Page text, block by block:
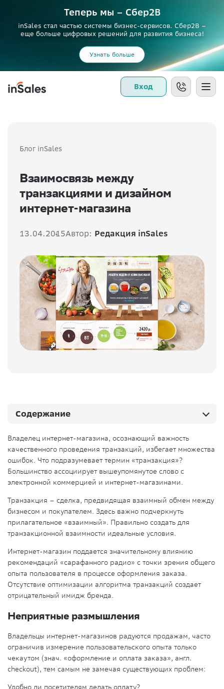
Теперь мы – Сбер2B
inSales стал частью системы бизнес-сервисов. Сбер2В –
еще больше цифровых решений для развития бизнеса!
Узнать больше
Вход
Блог inSales
Взаимосвязь между
транзакциями и дизайном
интернет-магазина
13.04.2015Автор: Редакция inSales
Владелец интернет-магазина, осознающий важность
качественного проведения транзакций, избегает множества
ошибок. Что подразумевает термин «транзакция»?
Большинство ассоциирует вышеупомянутое слово с
электронной коммерцией и интернет-магазинами.
Транзакция – сделка, предвидящая взаимный обмен между
бизнесом и покупателем. Здесь важно подчеркнуть
прилагательное «взаимный». Правильно создать для
транзакционной взаимности идеальные условия.
Интернет-магазин поддается значительному влиянию
рекомендаций «сарафанного радио» с точки зрения общего
опыта пользователя в процессе оформления заказа.
Отсутствие оптимизации алгоритма транзакций создает
отрицательный имидж бренда.
Неприятные размышления
Владельцы интернет-магазинов радуются продажам, часто
ограничив измерение пользовательского опыта только
чекаутом (знач. «оформление и оплата заказа», англ.
checkout), тем самым не замечая существующих проблем:
Удобно ли посетителям делать оплату?
Содержание